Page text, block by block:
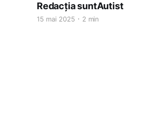
Redacția suntAutist
15 mai 2025 2 min